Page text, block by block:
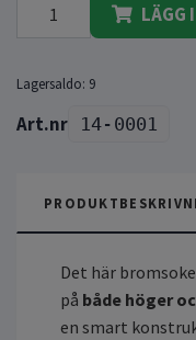
LÄGG
Lagersaldo: 9
14-0001
Det här
på både höger
en smart